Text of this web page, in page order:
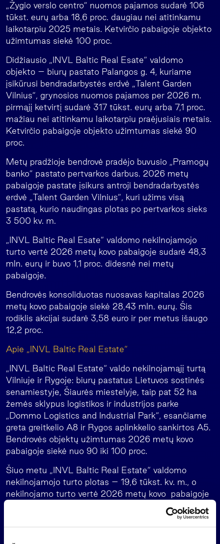
„Žygio verslo centro” nuomos pajamos sudarė 106
tūkst. eurų arba 18,6 proc. daugiau nei atitinkamu
laikotarpiu 2025 metais. Ketvirčio pabaigoje objekto
užimtumas siekė 100 proc.
Didžiausio „INVL Baltic Real Esate” valdomo
objekto – biurų pastato Palangos g. 4, kuriame
įsikūrusi bendradarbystės erdvė „Talent Garden
Vilnius”, grynosios nuomos pajamos per 2026 m.
pirmąjį ketvirtį sudarė 317 tūkst. eurų arba 7,1 proc.
mažiau nei atitinkamu laikotarpiu praėjusiais metais.
Ketvirčio pabaigoje objekto užimtumas siekė 90
proc.
Metų pradžioje bendrovė pradėjo buvusio „Pramogų
banko” pastato pertvarkos darbus. 2026 metų
pabaigoje pastate įsikurs antroji bendradarbystės
erdvė „Talent Garden Vilnius”, kuri užims visą
pastatą, kurio naudingas plotas po pertvarkos sieks
3 500 kv. m.
„INVL Baltic Real Esate” valdomo nekilnojamojo
turto vertė 2026 metų kovo pabaigoje sudarė 48,3
mln. eurų ir buvo 1,1 proc. didesnė nei metų
pabaigoje.
Bendrovės konsoliduotas nuosavas kapitalas 2026
metų kovo pabaigoje siekė 28,43 mln. eurų. Šis
rodiklis akcijai sudarė 3,58 euro ir per metus išaugo
12,2 proc.
Apie „INVL Baltic Real Estate“
„INVL Baltic Real Estate“ valdo nekilnojamąjį turtą
Vilniuje ir Rygoje: biurų pastatus Lietuvos sostinės
senamiestyje, Šiaurės miestelyje, taip pat 52 ha
žemės sklypus logistikos ir industrijos parke
„Dommo Logistics and Industrial Park“, esančiame
greta greitkelio A8 ir Rygos aplinkkelio sankirtos A5.
Bendrovės objektų užimtumas 2026 metų kovo
pabaigoje siekė nuo 90 iki 100 proc.
Šiuo metu „INVL Baltic Real Estate“ valdomo
nekilnojamojo turto plotas – 19,6 tūkst. kv. m., o
nekilnojamo turto vertė 2026 metų kovo pabaigoje
Nuo bendrovės, kaip kolektyvinio investavimo